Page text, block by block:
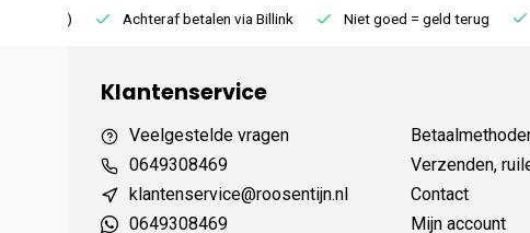
Achteraf betalen via Billink Niet goed = geld terug
Klantenservice
Veelgestelde vragen
0649308469
klantenservice@roosentijn.nl
0649308469
Verzenden,
Contact
Mijn account